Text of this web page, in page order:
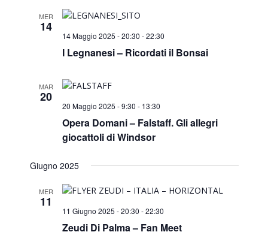
MER
14
14 Maggio 2025 - 20:30 -22:30
I Legnanesi – Ricordati il Bonsai
MAR
20
20 Maggio 2025 - 9:30 - 13:30
Opera Domani – Falstaff. Gli allegri
giocattoli di Windsor
Giugno 2025
MER
11
11 Giugno 2025 - 20:30 -22:30
Zeudi Di Palma – Fan Meet